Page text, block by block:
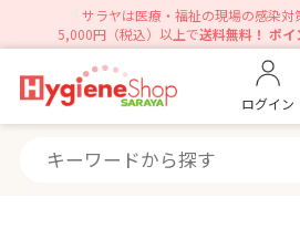
サラヤは医療・福祉の現場の感染
5,000円（税込）以上で送料無料！ ポ
ログイン